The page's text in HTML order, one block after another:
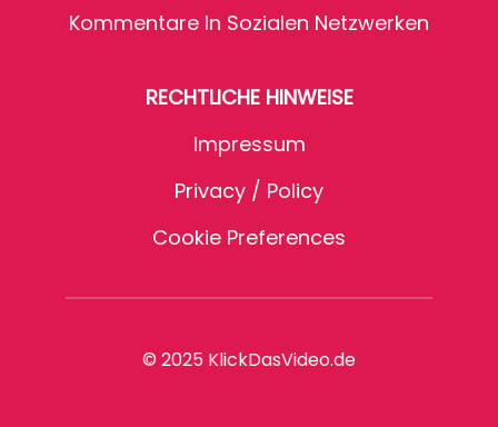
Kommentare In Sozialen Netzwerken
RECHTLICHE HINWEISE
Impressum
Privacy / Policy
Cookie Preferences
© 2025 KlickDasVideo.de